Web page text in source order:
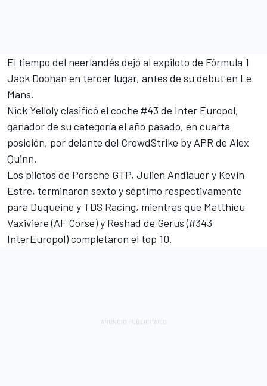
El tiempo del neerlandés dejó al expiloto de Fórmula 1
Jack Doohan en tercer lugar, antes de su debut en Le
Mans.
Nick Yelloly clasificó el coche #43 de Inter Europol,
ganador de su categoría el año pasado, en cuarta
posición, por delante del CrowdStrike by APR de Alex
Quinn.
Los pilotos de Porsche GTP, Julien Andlauery Kevin
Estre, terminaron sexto y séptimo respectivamente
para Duqueine y TDS Racing, mientras que Matthieu
Vaxiviere (AF Corse) y Reshad de Gerus (#343
InterEuropol) completaron el top 10.